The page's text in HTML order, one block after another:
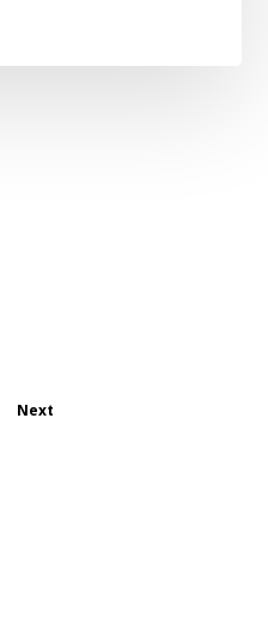
Next